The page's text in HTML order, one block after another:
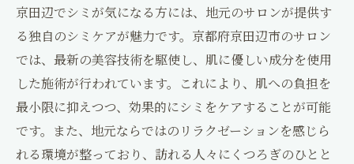
京田辺でシミが気になる方には、地元のサロンが提供す
る独自のシミケアが魅力です。京都府京田辺市のサロン
では、最新の美容技術を駆使し、肌に優しい成分を使用
した施術が行われています。これにより、肌への負担を
最小限に抑えつつ、効果的にシミをケアすることが可能
です。また、地元ならではのリラクゼーションを感じら
れる環境が整っており、訪れる人々にくつろぎのひとと